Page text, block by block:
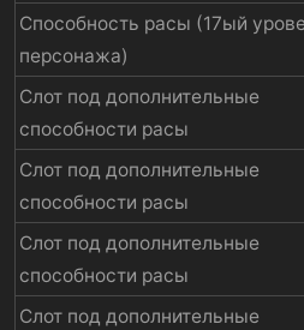
Способность расы (17ый
персонажа)
Слот под дополнительные
способности расы
Слот под дополнительные
способности расы
Слот под дополнительные
способности расы
Слот под дополнительные